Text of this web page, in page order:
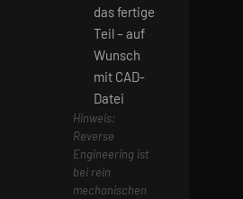
das fertige
Teil – auf
Wunsch
mit CAD-
Datei
Hinweis:
Reverse
Engineering ist
bei rein
mechanischen